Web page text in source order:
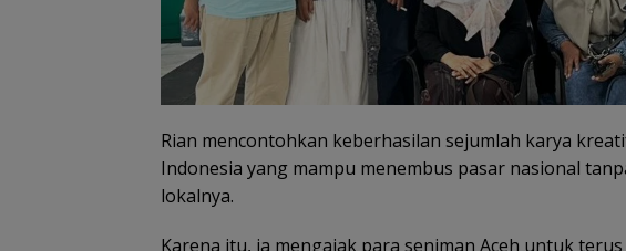
Rian mencontohkan keberhasilan sejumlah karya
Indonesia yang mampu menembus pasar nasional
lokalnya.
Karena itu, ia mengajak para seniman Aceh untuk